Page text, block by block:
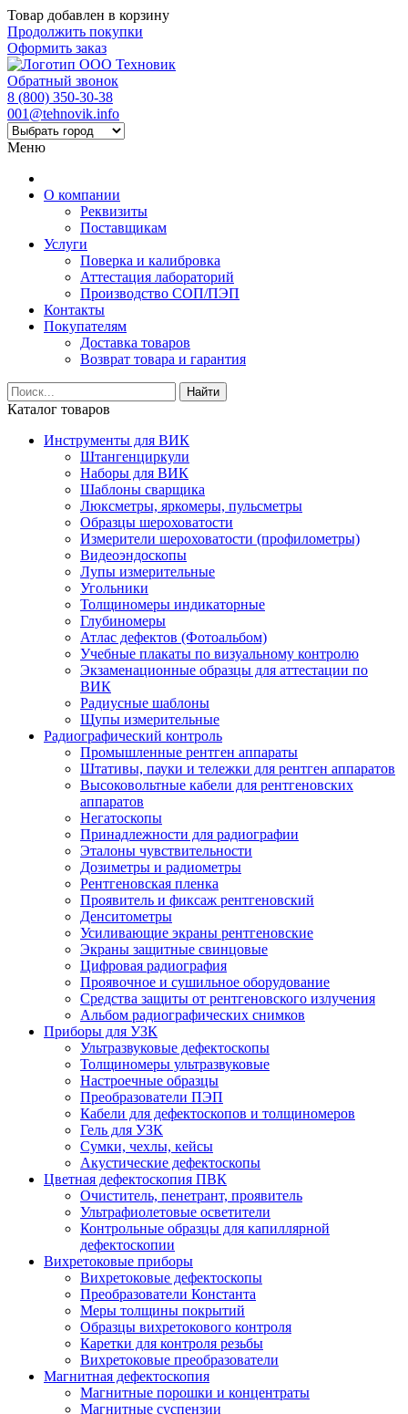
Товар добавлен в корзину
Продолжить покупки
Оформить заказ
Обратный звонок
8 (800) 350-30-38
001@tehnovik.info
Меню
О компании
Реквизиты
Поставщикам
Услуги
Поверка и калибровка
Аттестация лабораторий
Производство СОП/ПЭП
Контакты
Покупателям
Доставка товаров
Возврат товара и гарантия
Найти
Каталог товаров
Инструменты для ВИК
Штангенциркули
Наборы для ВИК
Шаблоны сварщика
Люксметры, яркомеры, пульсметры
Образцы шероховатости
Измерители шероховатости (профилометры)
Видеоэндоскопы
Лупы измерительные
Угольники
Толщиномеры индикаторные
Глубиномеры
Атлас дефектов (Фотоальбом)
Учебные плакаты по визуальному контролю
Экзаменационные образцы для аттестации по
ВИК
Радиусные шаблоны
Щупы измерительные
Радиографический контроль
Промышленные рентген аппараты
Штативы, пауки и тележки для рентген аппаратов
Высоковольтные кабели для рентгеновских
аппаратов
Негатоскопы
Принадлежности для радиографии
Эталоны чувствительности
Дозиметры и радиометры
Рентгеновская пленка
Проявитель и фиксаж рентгеновский
Денситометры
Усиливающие экраны рентгеновские
Экраны защитные свинцовые
Цифровая радиография
Проявочное и сушильное оборудование
Средства защиты от рентгеновского излучения
Альбом радиографических снимков
Приборы для УЗК
Ультразвуковые дефектоскопы
Толщиномеры ультразвуковые
Настроечные образцы
Преобразователи ПЭП
Кабели для дефектоскопов и толщиномеров
Гель для УЗК
Сумки, чехлы, кейсы
Акустические дефектоскопы
Цветная дефектоскопия ПВК
Очиститель, пенетрант, проявитель
Ультрафиолетовые осветители
Контрольные образцы для капиллярной
дефектоскопии
Вихретоковые приборы
Вихретоковые дефектоскопы
Преобразователи Константа
Меры толщины покрытий
Образцы вихретокового контроля
Каретки для контроля резьбы
Вихретоковые преобразователи
Магнитная дефектоскопия
Магнитные порошки и концентраты
Магнитные суспензии